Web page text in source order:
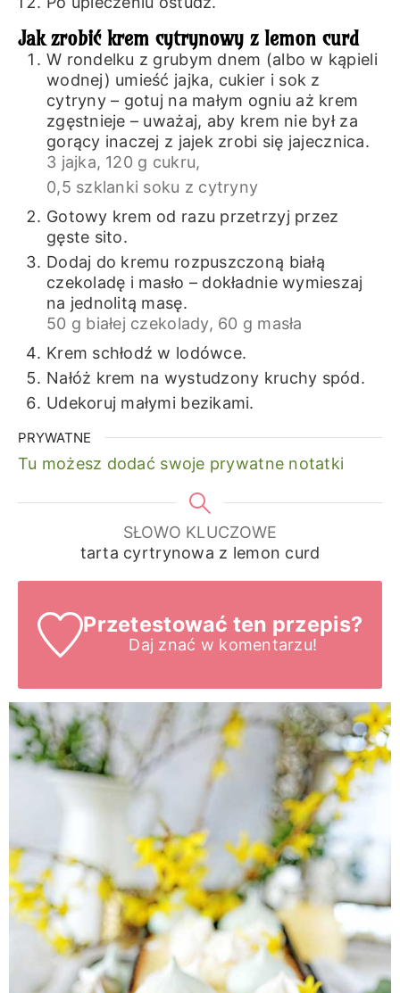
Jak zrobić krem cytrynowy z lemon curd
W rondelku z grubym dnem (albo w kąpieli
wodnej) umieść jajka, cukier i sok z
cytryny – gotuj na małym ogniu aż krem
zgęstnieje – uważaj, aby krem nie był za
gorący inaczej z jajek zrobi się jajecznica.
3 jajka, 120 g cukru,
0,5 szklanki soku z cytryny
Gotowy krem od razu przetrzyj przez
gęste sito.
Dodaj do kremu rozpuszczoną białą
czekoladę i masło – dokładnie wymieszaj
na jednolitą masę.
50 g białej czekolady, 60 g masła
Krem schłodź w lodówce.
Nałóż krem na wystudzony kruchy spód.
Udekoruj małymi bezikami.
PRYWATNE
Tu możesz dodać swoje prywatne notatki
SŁOWO KLUCZOWE
tarta cyrtrynowa z lemon curd
Przetestować ten przepis?
Daj znać w komentarzu!